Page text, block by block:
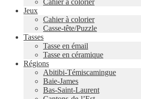
Cahier à colorier
Jeux
Cahier à colorier
Casse-tête/Puzzle
Tasses
Tasse en émail
Tasse en céramique
Régions
Abitibi-Témiscamingue
Baie-James
Bas-Saint-Laurent